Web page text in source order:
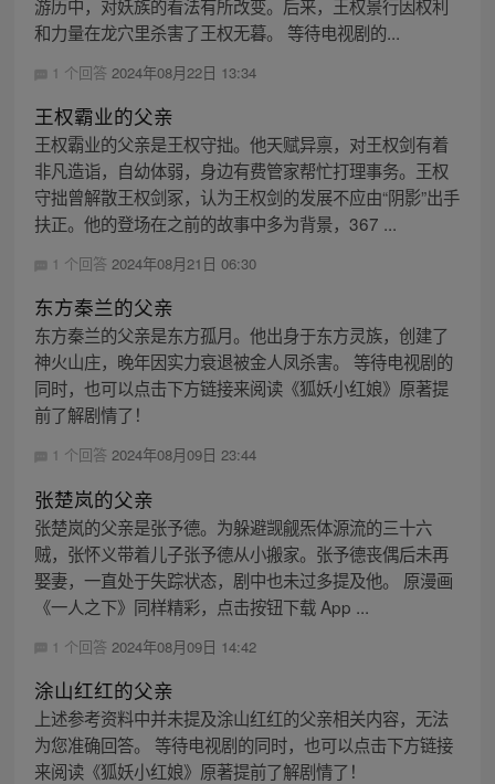
游历中，对妖族的看法有所改变。后来，王权景行因权利
和力量在龙穴里杀害了王权无暮。 等待电视剧的...
1 个回答 2024年08月22日 13:34
王权霸业的父亲
王权霸业的父亲是王权守拙。他天赋异禀，对王权剑有着
非凡造诣，自幼体弱，身边有费管家帮忙打理事务。王权
守拙曾解散王权剑冢，认为王权剑的发展不应由“阴影”出手
扶正。他的登场在之前的故事中多为背景，367 ...
1 个回答 2024年08月21日 06:30
东方秦兰的父亲
东方秦兰的父亲是东方孤月。他出身于东方灵族，创建了
神火山庄，晚年因实力衰退被金人凤杀害。 等待电视剧的
同时，也可以点击下方链接来阅读《狐妖小红娘》原著提
前了解剧情了！
1 个回答 2024年08月09日 23:44
张楚岚的父亲
张楚岚的父亲是张予德。为躲避觊觎炁体源流的三十六
贼，张怀义带着儿子张予德从小搬家。张予德丧偶后未再
娶妻，一直处于失踪状态，剧中也未过多提及他。 原漫画
《一人之下》同样精彩，点击按钮下载 App ...
1 个回答 2024年08月09日 14:42
涂山红红的父亲
上述参考资料中并未提及涂山红红的父亲相关内容，无法
为您准确回答。 等待电视剧的同时，也可以点击下方链接
来阅读《狐妖小红娘》原著提前了解剧情了！